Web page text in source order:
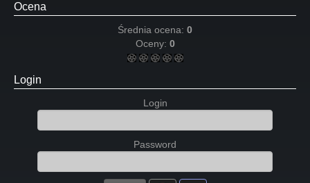
Ocena
Średnia ocena: 0
Oceny: 0
Login
Login
Password